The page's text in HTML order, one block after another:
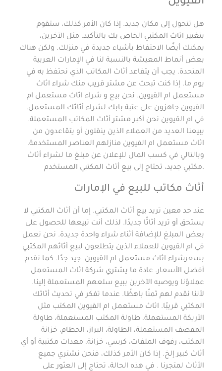
هل تتحول إلى مكان جديد. إذا كان الأمر كذلك، ستقوم
بتغيير اثاث المكتبي الخاص بك بالتأكيد. مثل الآخرين،
يمكنك أيضًا الاحتفاظ بأشياء جديدة في منزلك. ولكن هناك
بعض أنماط المعيشة بالنسبة لنا في الإمارات العربية
المتحدة. يجب أن يتقاعد أثاث المكاتب الذي نحتفظ به في
يوم ما. إذا كنت تبحث عن مشتر قريب منك شراء اثاث
مستعمل ام القيوين. نحن بيع و شراء اثاث مستعمل ام
القيوين جاهزون على عتبة بابك لشراء أثاثك المستعمل.
في ام القيوين نحن أكبر مشتر أثاث المكاتب المستعملة.
يبيعنا العديد من العملاء الذين ينقلون أو يتقاعدون من
اثاث مستعمل ام القيوين منازلهم العناصر المستخدمة.
وبالتالي في كسب المال للإعلان عن مبلغ ما لشراء أثاث
مكتبي جديد، تحتاج إلى بيع أثاث المكتبي المستخدم.
أثاث مكاتب للبيع في الإمارات
عند حد معين تريد بيع أثاث المكتبي. إما أن أثاث المكتبي لا
يستحق أو تريد أثاثًا جديدًا. لذلك أنت تبيعها للحصول على
بعض المبلغ للإضافة أثناء شراء واحدة جديدة. نحن نعمل
في ام القيوين للعملاء الذين يتطلعون لبيع أثاثهم المكتبي
بسعرشراء اثاث مستعمل ام القيوين جيد جدًا. كما نقدم
أفضل الأسعار. عادة ما يشتري شركة اثاث المستعمل
عملاؤنا ويوصيه الآخرين ببيع سلعهم المستعملة إلينا.
لأننا نقدم لهم ثمنًا باهظًا. عندما تفكر في تحديث أثاثك
المكتبي قريبًا. اثاث مستعمل ام القيوين المكتب مثل
الأريكة المستعملة، طاولة المكتب المستعملة، طاولة
المقصف المستعملة، الطاولة، البراز، الحطام، خزانة
المكتب، رفوف الملفات، كرسي، خزانة، معدات مكتبية أو أي
أثاث كبير إلخ. إذا كان الأمر كذلك، فنحن نشتري جميع
الأثاث لمتجرنا . في هذه الحالة، تحتاج إلى العثور على